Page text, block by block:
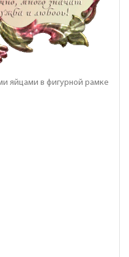
яйцами в фигурной рамке